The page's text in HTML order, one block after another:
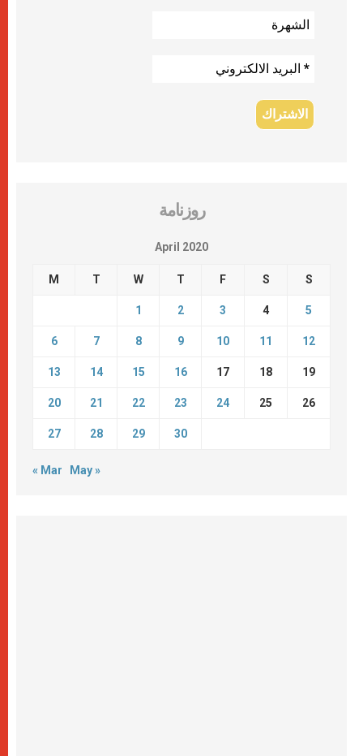
روزنامة
April 2020
M T W T F S S
1 2 3 4 5
6 7 8 9 10 11 12
13 14 15 16 17 18 19
20 21 22 23 24 25 26
27 28 29 30
« Mar May »